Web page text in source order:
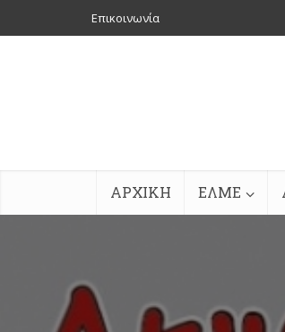
Επικοινωνία
ΑΡΧΙΚΗ ΕΛΜΕ